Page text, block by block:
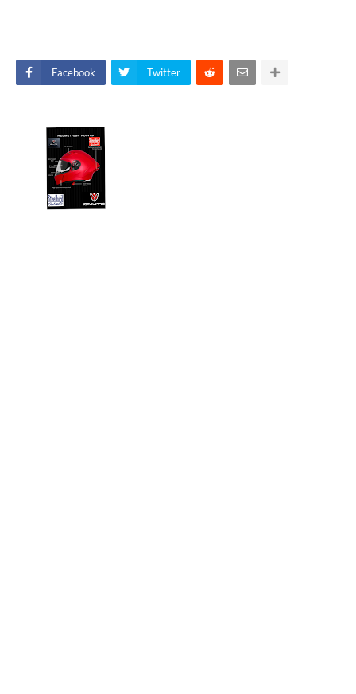
Facebook Twitter